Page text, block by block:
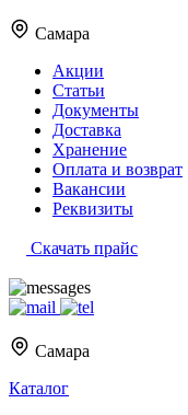
Самара
Акции
Статьи
Документы
Доставка
Хранение
Оплата и возврат
Вакансии
Реквизиты
Скачать прайс
Самара
Каталог